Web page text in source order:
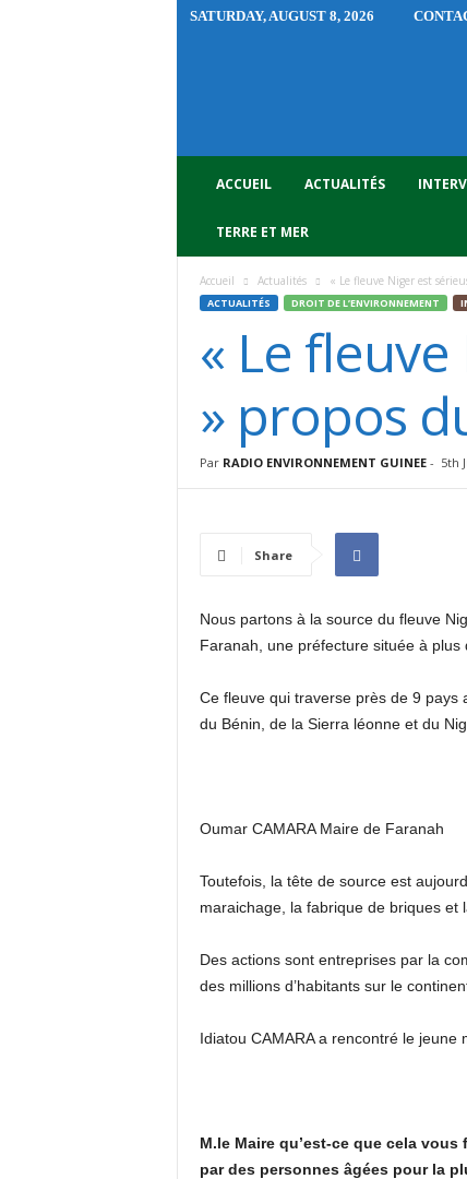
SATURDAY, AUGUST 8, 2026
E
ACCUEIL ACTUALITÉS
TERRE ET MER
Accueil Actualités « Le fleuve Niger est
ACTUALITÉS DROIT DE L’ENVIRONNEMENT
« Le
» propos
Par RADIO ENVIRONNEMENT GUINEE- 5th
Share
Nous partons à la source du fleuve
Faranah, une préfecture située à plus
Ce fleuve qui traverse près de 9 pays
du Bénin, de la Sierra léonne et du
Oumar CAMARA Maire de Faranah
Toutefois, la tête de source est
maraichage, la fabrique de briques et
Des actions sont entreprises par la
des millions d’habitants sur le
Idiatou CAMARA a rencontré le jeune
M.le Maire qu’est-ce que cela
par des personnes âgées pour la